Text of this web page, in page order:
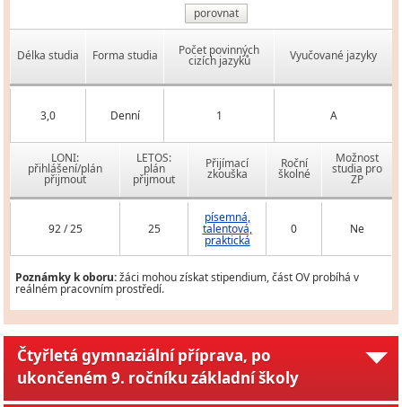
porovnat
Délka studia Forma studia Počet povinných
cizích jazyků Vyučované jazyky
3,0 Denní 1 A
LONI:
přihlášení/plán
přijmout
LETOS:
plán
přijmout
Přijímací
zkouška
Roční
školné
Možnost
studia pro
ZP
92 / 25 25
písemná,
talentová,
praktická
0 Ne
Poznámky k oboru:žáci mohou získat stipendium, část OV probíhá v
reálném pracovním prostředí.
Čtyřletá gymnaziální příprava, po
ukončeném 9. ročníku základní školy